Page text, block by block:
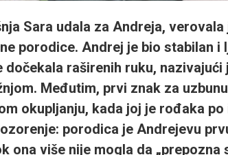
Sara udala za Andreja, verovala
porodice. Andrej je bio stabilan i
dočekala raširenih ruku, nazivajući
Međutim, prvi znak za
okupljanju, kada joj je rođaka po
porodica je Andrejevu
ona više nije mogla da „prepozna